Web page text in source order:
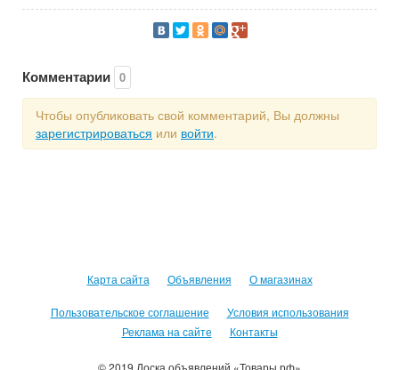
Комментарии 0
Чтобы опубликовать свой комментарий, Вы должны
зарегистрироваться или войти.
Карта сайта Объявления О магазинах
Пользовательское соглашение
Условия использования
Реклама на сайте
Контакты
© 2019 Доска объявлений «Товары.рф»